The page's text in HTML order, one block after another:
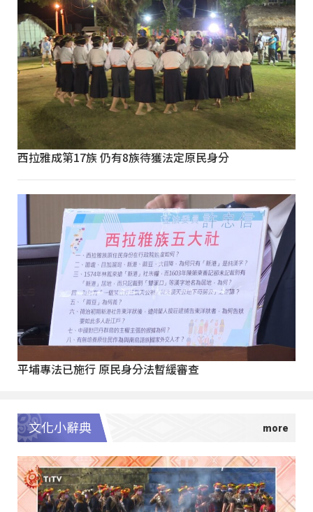
西拉雅成第17族 仍有8族待獲法定原民身分
平埔專法已施行 原民身分法暫緩審查
文化小辭典